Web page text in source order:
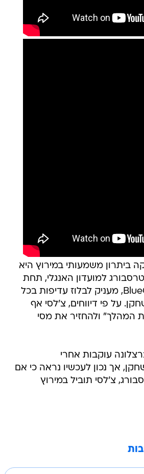
ביתרון משמעותי במירוץ היא
למועדון האנגלי, תחת
קבוצת הבעלות BlueCo, מעניק לבלוז עדיפות בכל
על פי דיווחים, צ'לסי אף
המהלך" ולהחזיר את מסי
עוקבות אחרי
אך נכון לעכשיו נראה כי אם
צ'לסי תוביל במירוץ